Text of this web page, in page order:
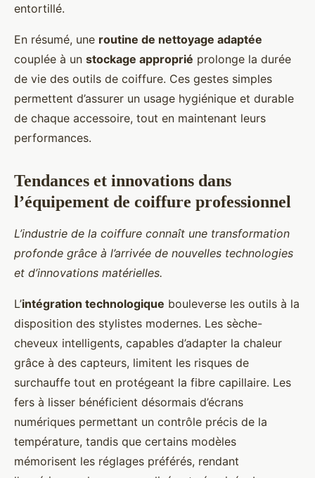
entortillé.
En résumé, une routine de nettoyage adaptée
couplée à un stockage approprié prolonge la durée
de vie des outils de coiffure. Ces gestes simples
permettent d’assurer un usage hygiénique et durable
de chaque accessoire, tout en maintenant leurs
performances.
Tendances et innovations dans
l’équipement de coiffure professionnel
L’industrie de la coiffure connaît une transformation
profonde grâce à l’arrivée de nouvelles technologies
et d’innovations matérielles.
L’intégration technologique bouleverse les outils à la
disposition des stylistes modernes. Les sèche-
cheveux intelligents, capables d’adapter la chaleur
grâce à des capteurs, limitent les risques de
surchauffe tout en protégeant la fibre capillaire. Les
fers à lisser bénéficient désormais d’écrans
numériques permettant un contrôle précis de la
température, tandis que certains modèles
mémorisent les réglages préférés, rendant